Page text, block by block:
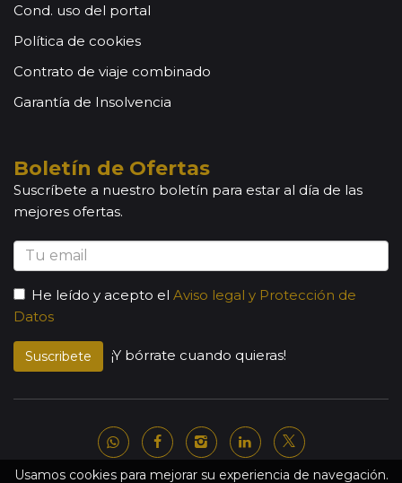
Usamos cookies para mejorar su experiencia de navegación.
Cond. uso del portal
Política de cookies
Contrato de viaje combinado
Garantía de Insolvencia
Boletín de Ofertas
Suscríbete a nuestro boletín para estar al día de las
mejores ofertas.
He leído y acepto el Aviso legal y Protección de
Datos
Suscribete ¡Y bórrate cuando quieras!